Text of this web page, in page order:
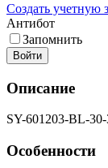
Создать учетную
Антибот
Запомнить
Войти
Описание
SY-601203-BL-
Особенности